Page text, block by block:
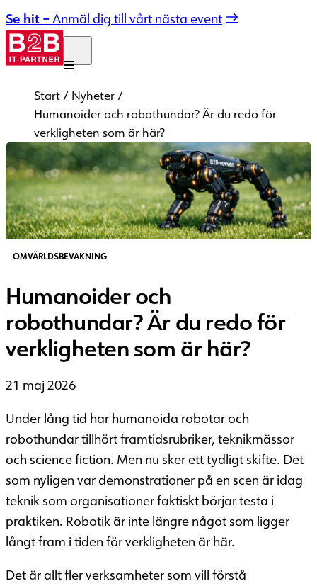
Se hit –Anmäl dig till vårt nästa event
Start / Nyheter /
Humanoider och robothundar? Är du redo för
verkligheten som är här?
OMVÄRLDSBEVAKNING
Humanoider och
robothundar? Är du redo för
verkligheten som är här?
21 maj 2026
Under lång tid har humanoida robotar och
robothundar tillhört framtidsrubriker, teknikmässor
och science fiction. Men nu sker ett tydligt skifte. Det
som nyligen var demonstrationer på en scen är idag
teknik som organisationer faktiskt börjar testa i
praktiken. Robotik är inte längre något som ligger
långt fram i tiden för verkligheten är här.
Det är allt fler verksamheter som vill förstå